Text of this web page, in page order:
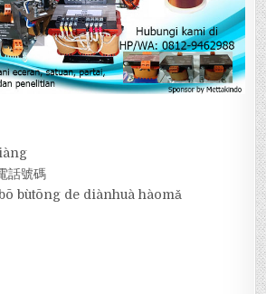
話號碼
bùtōng de diànhuà hàomǎ